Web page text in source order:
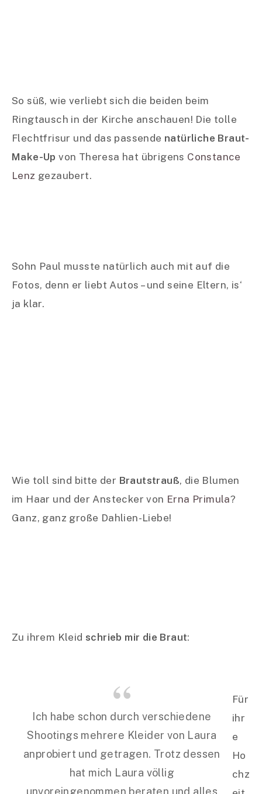
So süß, wie verliebt sich die beiden beim
Ringtausch in der Kirche anschauen! Die tolle
Flechtfrisur und das passende natürliche Braut-
Make-Up von Theresa hat übrigens Constance
Lenz gezaubert.
Sohn Paul musste natürlich auch mit auf die
Fotos, denn er liebt Autos – und seine Eltern, is‘
ja klar.
Wie toll sind bitte der Brautstrauß, die Blumen
im Haar und der Anstecker von Erna Primula?
Ganz, ganz große Dahlien-Liebe!
Zu ihrem Kleid schrieb mir die Braut:
Ich habe schon durch verschiedene
Shootings mehrere Kleider von Laura
anprobiert und getragen. Trotz dessen
hat mich Laura völlig
unvoreingenommen beraten und alles
Für
ihr
e
Ho
chz